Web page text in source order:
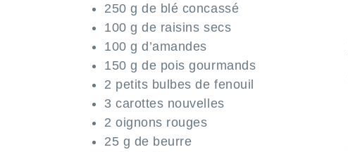
250 g de blé concassé
100 g de raisins secs
100 g d’amandes
150 g de pois gourmands
2 petits bulbes de fenouil
3 carottes nouvelles
2 oignons rouges
25 g de beurre